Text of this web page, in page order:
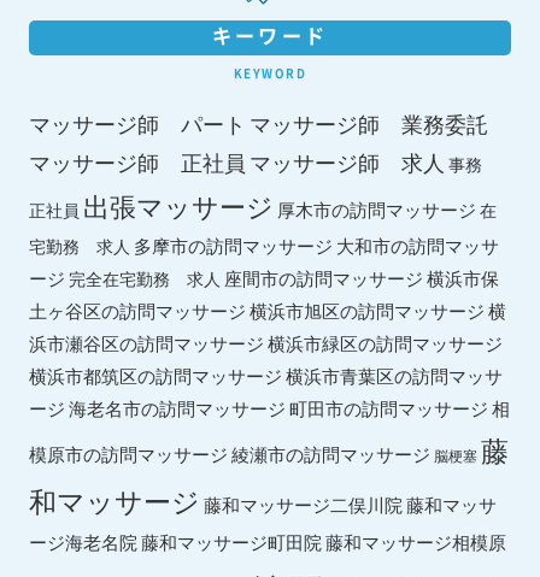
キーワード
KEYWORD
マッサージ師 パート マッサージ師 業務委託
マッサージ師 正社員 マッサージ師 求人 事務
正社員 出張マッサージ 厚木市の訪問マッサージ 在
宅勤務 求人 多摩市の訪問マッサージ 大和市の訪問マッサ
ージ 完全在宅勤務 求人 座間市の訪問マッサージ横浜市保
土ヶ谷区の訪問マッサージ横浜市旭区の訪問マッサージ横
浜市瀬谷区の訪問マッサージ横浜市緑区の訪問マッサージ
横浜市都筑区の訪問マッサージ横浜市青葉区の訪問マッサ
ージ海老名市の訪問マッサージ町田市の訪問マッサージ相
模原市の訪問マッサージ綾瀬市の訪問マッサージ 脳梗塞藤
和マッサージ 藤和マッサージ二俣川院藤和マッサ
ージ海老名院藤和マッサージ町田院藤和マッサージ相模原